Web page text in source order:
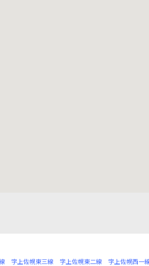
字上佐幌東三線 字上佐幌東二線 字上佐幌西一